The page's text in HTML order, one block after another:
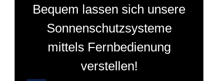
Bequem lassen sich unsere
Sonnenschutzsysteme
mittels Fernbedienung
verstellen!